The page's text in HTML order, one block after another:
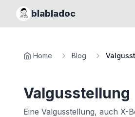
blabladoc
Home Blog
Valgusstellung
Eine Valgusstellung, auch X-